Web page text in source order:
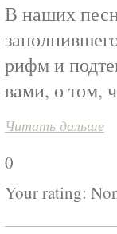
В наших
рифм и
вами, о том,
Читать дальше
0
Your rating: